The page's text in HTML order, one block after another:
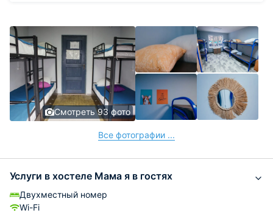
Смотреть 93 фото
Все фотографии ...
Услуги в хостеле Мама я в гостях
Двухместный номер
Wi-Fi